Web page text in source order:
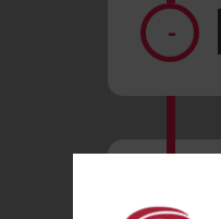
-
-